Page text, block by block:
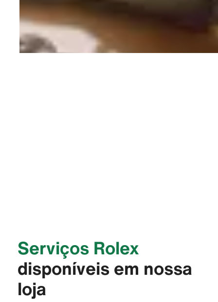
Serviços Rolex
disponíveis em nossa
loja